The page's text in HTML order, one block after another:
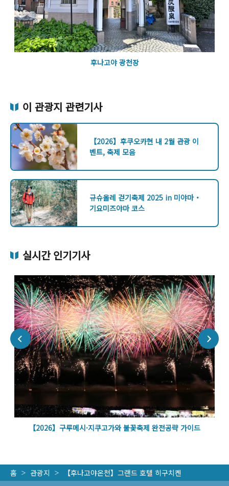
후나고야 광천장
이 관광지 관련기사
【2026】후쿠오카현 내 2월 관광 이
벤트, 축제 모음
규슈올레 걷기축제 2025 in 미야마・
기요미즈야마 코스
실시간 인기기사
【2026】구루메시·지쿠고가와 불꽃축제 완전공략 가이드
홈 관광지 【후나고야온천】그랜드 호텔 히구치켄